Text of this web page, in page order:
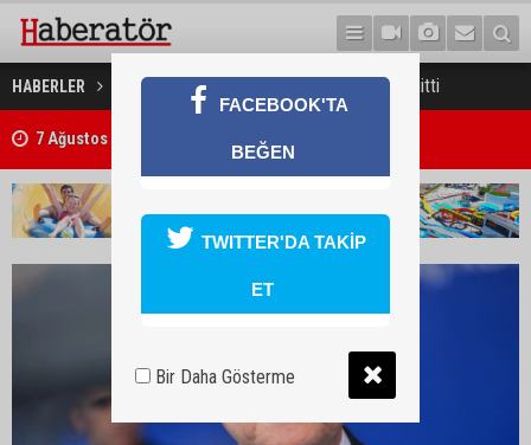
HABERLER GÜNEY KIBRIS Anastasiadis Londra’ya gitti
7 Ağustos 2026 Döviz Kurları
Trafik kazasında 85 yaşındaki Turan Obalı hayatını kaybetti, 3 kişi
FACEBOOK'TA
BEĞEN
TWITTER'DA TAKİP
ET
Bir Daha Gösterme